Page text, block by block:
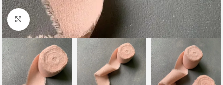
Клацніть, щоб збільшити